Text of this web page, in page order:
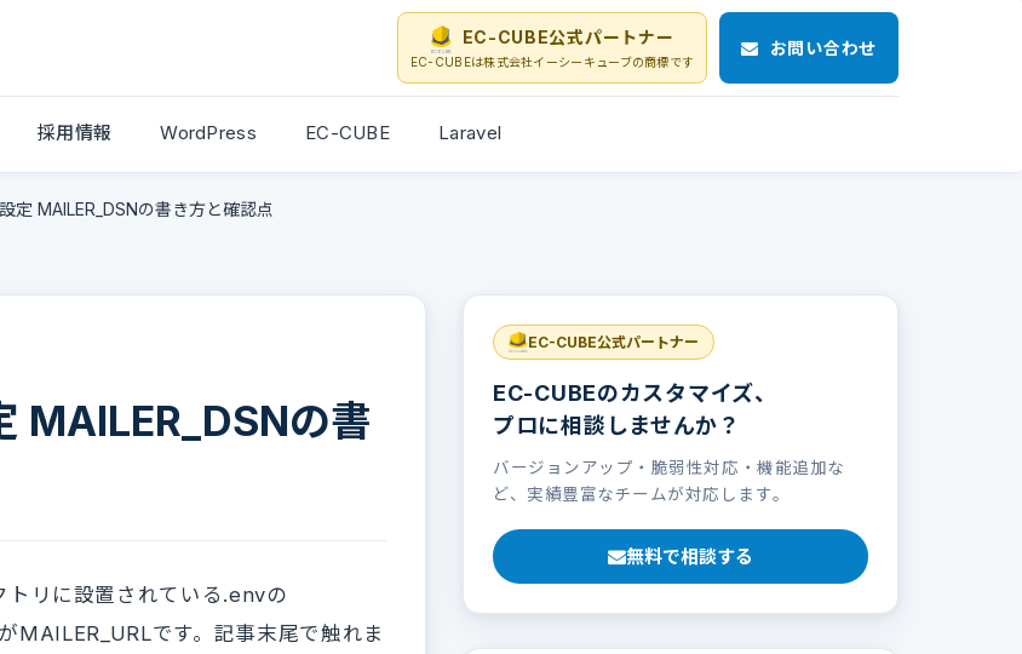
EC-CUBE公式パートナー
EC-CUBEは株式会社イーシーキューブの商標です
お問い合わせ
採用情報 WordPress EC-CUBE Laravel
定 MAILER_DSNの書き方と確認点
MAILER_DSNの書
リに設置されている.envの
MAILER_URLです。記事末尾で触れま
EC-CUBE公式パートナー
EC-CUBEのカスタマイズ、
プロに相談しませんか？
バージョンアップ・脆弱性対応・機能追加な
ど、実績豊富なチームが対応します。
無料で相談する